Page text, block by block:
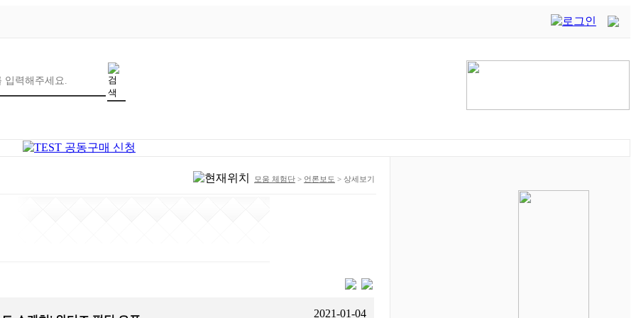
모움 체험단 > 언론보도 > 상세보기
2021-01-04